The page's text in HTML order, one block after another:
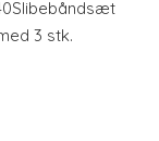
3 stk.